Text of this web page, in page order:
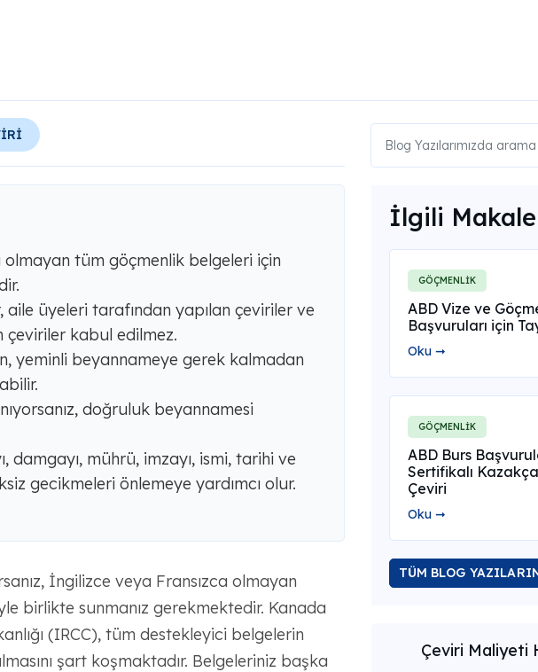
olmayan tüm göçmenlik belgeleri için
aile üyeleri tarafından yapılan çeviriler ve
kabul edilmez.
yeminli beyannameye gerek kalmadan
doğruluk beyannamesi
damgayı, mührü, imzayı, ismi, tarihi ve
gecikmeleri önlemeye yardımcı olur.
İngilizce veya Fransızca olmayan
birlikte sunmanız gerekmektedir. Kanada
(IRCC), tüm destekleyici belgelerin
şart koşmaktadır. Belgeleriniz başka
İlgili
GÖÇMENLİK
ABD Vize ve
Başvuruları için
Oku ➞
GÖÇMENLİK
ABD Burs
Sertifikalı
Çeviri
Oku ➞
TÜM BLOG
Çeviri Maliyeti